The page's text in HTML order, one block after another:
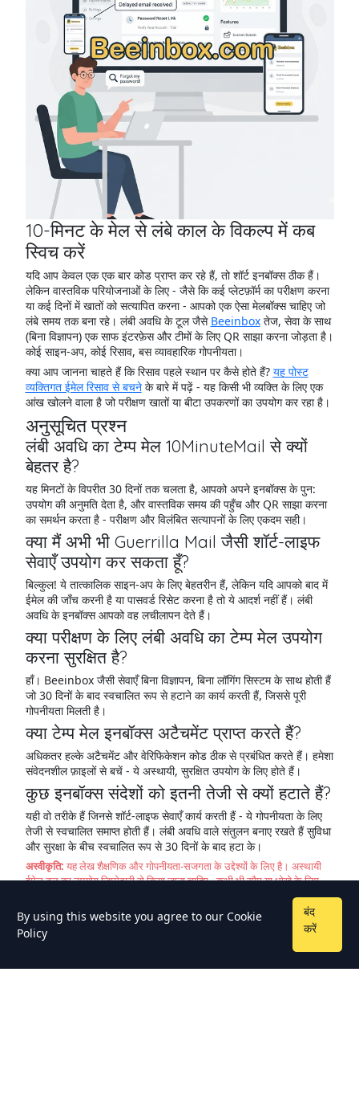
10-मिनट के मेल से लंबे काल के विकल्प में कब
स्विच करें
यदि आप केवल एक एक बार कोड प्राप्त कर रहे हैं, तो शॉर्ट इनबॉक्स ठीक हैं।
लेकिन वास्तविक परियोजनाओं के लिए - जैसे कि कई प्लेटफ़ॉर्म का परीक्षण करना
या कई दिनों में खातों को सत्यापित करना - आपको एक ऐसा मेलबॉक्स चाहिए जो
लंबे समय तक बना रहे। लंबी अवधि के टूल जैसे Beeinboxतेज, सेवा के साथ
(बिना विज्ञापन) एक साफ इंटरफ़ेस और टीमों के लिए QR साझा करना जोड़ता है।
कोई साइन-अप, कोई रिसाव, बस व्यावहारिक गोपनीयता।
क्या आप जानना चाहते हैं कि रिसाव पहले स्थान पर कैसे होते हैं? यह पोस्ट
व्यक्तिगत ईमेल रिसाव से बचनेके बारे में पढ़ें - यह किसी भी व्यक्ति के लिए एक
आंख खोलने वाला है जो परीक्षण खातों या बीटा उपकरणों का उपयोग कर रहा है।
अनुसूचित प्रश्न
लंबी अवधि का टेम्प मेल 10MinuteMail से क्यों
बेहतर है?
यह मिनटों के विपरीत 30 दिनों तक चलता है, आपको अपने इनबॉक्स के पुन:
उपयोग की अनुमति देता है, और वास्तविक समय की पहुँच और QR साझा करना
का समर्थन करता है - परीक्षण और विलंबित सत्यापनों के लिए एकदम सही।
क्या मैं अभी भी Guerrilla Mail जैसी शॉर्ट-लाइफ
सेवाएँ उपयोग कर सकता हूँ?
बिल्कुल! ये तात्कालिक साइन-अप के लिए बेहतरीन हैं, लेकिन यदि आपको बाद में
ईमेल की जाँच करनी है या पासवर्ड रिसेट करना है तो ये आदर्श नहीं हैं। लंबी
अवधि के इनबॉक्स आपको वह लचीलापन देते हैं।
क्या परीक्षण के लिए लंबी अवधि का टेम्प मेल उपयोग
करना सुरक्षित है?
हाँ। Beeinbox जैसी सेवाएँ बिना विज्ञापन, बिना लॉगिंग सिस्टम के साथ होती हैं
जो 30 दिनों के बाद स्वचालित रूप से हटाने का कार्य करती हैं, जिससे पूरी
गोपनीयता मिलती है।
क्या टेम्प मेल इनबॉक्स अटैचमेंट प्राप्त करते हैं?
अधिकतर हल्के अटैचमेंट और वेरिफिकेशन कोड ठीक से प्रबंधित करते हैं। हमेशा
संवेदनशील फ़ाइलों से बचें - ये अस्थायी, सुरक्षित उपयोग के लिए होते हैं।
कुछ इनबॉक्स संदेशों को इतनी तेजी से क्यों हटाते हैं?
यही वो तरीके हैं जिनसे शॉर्ट-लाइफ सेवाएँ कार्य करती हैं - ये गोपनीयता के लिए
तेजी से स्वचालित समाप्त होती हैं। लंबी अवधि वाले संतुलन बनाए रखते हैं सुविधा
और सुरक्षा के बीच स्वचालित रूप से 30 दिनों के बाद हटा के।
अस्वीकृति: यह लेख शैक्षणिक और गोपनीयता-सजगता के उद्देश्यों के लिए है। अस्थायी
ईमेल टूल का उपयोग जिम्मेदारी से किया जाना चाहिए - कभी भी स्पैम या धोखे के लिए
By using this website you agree to our Cookie
Policy
बंद
करें